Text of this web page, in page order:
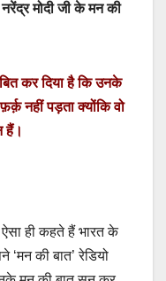
मोदी जी के मन की
कर दिया है कि उनके
नहीं पड़ता क्योंकि वो
हैं।
ही कहते हैं भारत के
की बात’ रेडियो